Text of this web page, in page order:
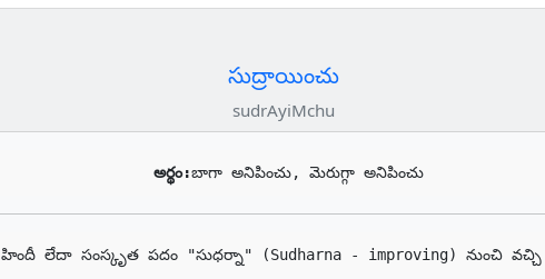
సుద్రాయించు
sudrAyiMchu
అర్థం:బాగా అనిపించు, మెరుగ్గా అనిపించు
హిందీ లేదా సంస్కృత పదం "సుధర్నా" (Sudharna - improving) నుంచి వచ్చి